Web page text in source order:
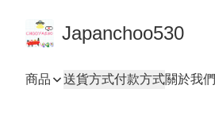
Japanchoo530
商品 送貨方式付款方式關於我們